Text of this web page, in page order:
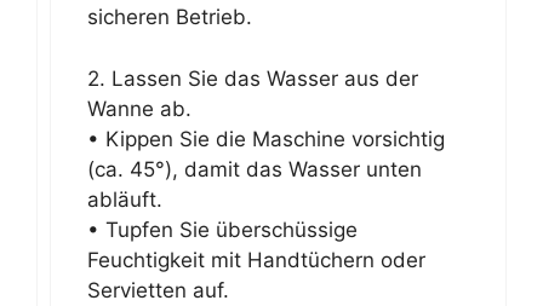
sicheren Betrieb.
2. Lassen Sie das Wasser aus der
Wanne ab.
• Kippen Sie die Maschine vorsichtig
(ca. 45°), damit das Wasser unten
abläuft.
• Tupfen Sie überschüssige
Feuchtigkeit mit Handtüchern oder
Servietten auf.